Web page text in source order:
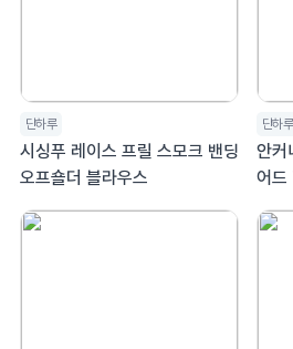
단하루
시싱푸 레이스 프릴 스모크 밴딩
오프숄더 블라우스
단하루
안커
어드